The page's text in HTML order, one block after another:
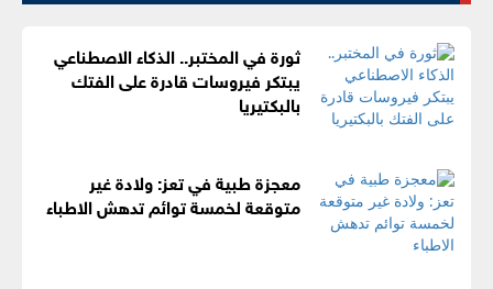
ثورة في المختبر.. الذكاء الاصطناعي
يبتكر فيروسات قادرة على الفتك
بالبكتيريا
معجزة طبية في تعز: ولادة غير
متوقعة لخمسة توائم تدهش الاطباء